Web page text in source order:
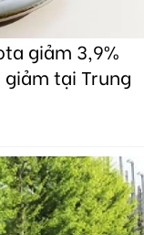
giảm 3,9%
tại Trung